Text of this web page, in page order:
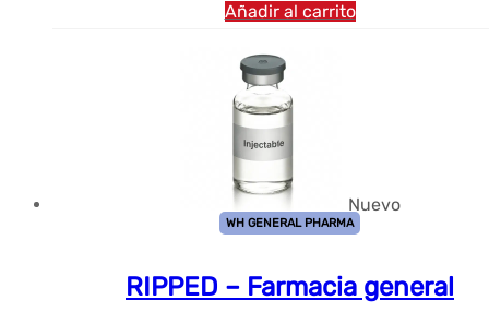
Añadir al carrito
Nuevo
WH GENERAL PHARMA
RIPPED – Farmacia general